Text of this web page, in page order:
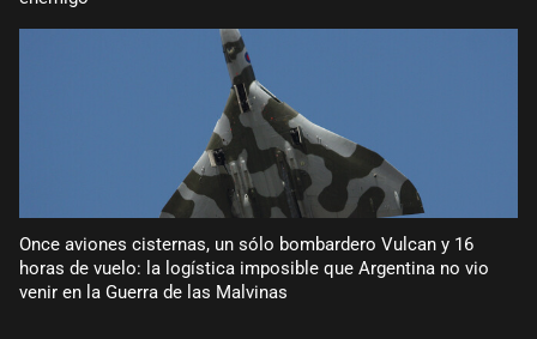
Once aviones cisternas, un sólo bombardero Vulcan y 16
horas de vuelo: la logística imposible que Argentina no vio
venir en la Guerra de las Malvinas